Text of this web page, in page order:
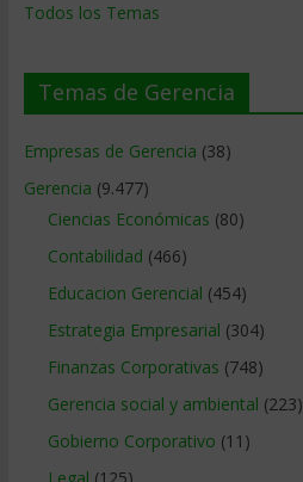
Todos los Temas
Temas de Gerencia
Empresas de Gerencia (38)
Gerencia (9.477)
Ciencias Económicas (80)
Contabilidad (466)
Educacion Gerencial (454)
Estrategia Empresarial (304)
Finanzas Corporativas (748)
Gerencia social y ambiental (223)
Gobierno Corporativo (11)